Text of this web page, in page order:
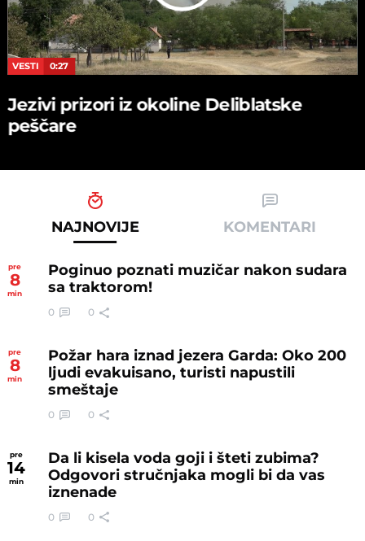
VESTI 0:27
Jezivi prizori iz okoline Deliblatske
peščare
NAJNOVIJE KOMENTARI
pre
8
min
Poginuo poznati muzičar nakon sudara
sa traktorom!
0 0
pre
8
min
Požar hara iznad jezera Garda: Oko 200
ljudi evakuisano, turisti napustili
smeštaje
0 0
pre
14
min
Da li kisela voda goji i šteti zubima?
Odgovori stručnjaka mogli bi da vas
iznenade
0 0